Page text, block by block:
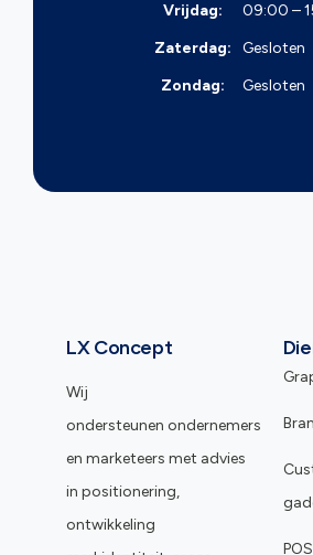
Vrijdag:
09:00 –
Zaterdag:
Gesloten
Zondag:
Gesloten
LX Concept
Wij
ondersteunen ondernemers
en marketeers met advies
in positionering,
ontwikkeling